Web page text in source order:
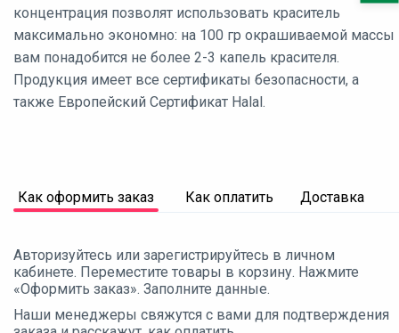
концентрация позволят использовать краситель
максимально экономно: на 100 гр окрашиваемой массы
вам понадобится не более 2-3 капель красителя.
Продукция имеет все сертификаты безопасности, а
также Европейский Сертификат Halal.
Как оформить заказ Как оплатить Доставка
Авторизуйтесь или зарегистрируйтесь в личном
кабинете. Переместите товары в корзину. Нажмите
«Оформить заказ». Заполните данные.
Наши менеджеры свяжутся с вами для подтверждения